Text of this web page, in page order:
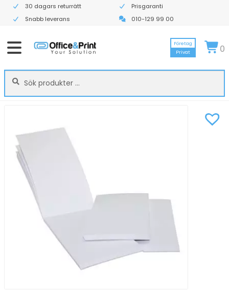
30 dagars returrätt
Prisgaranti
Snabb leverans
010-129 99 00
Sök
efter:
Sök
Företag
Privat
0